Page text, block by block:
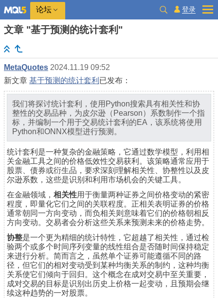
论坛 登录
文章 "基于预测的统计套利"
MetaQuotes 2024.11.19 09:52
新文章 基于预测的统计套利 已发布：
我们将探讨统计套利，使用Python搜索具有相关性和协
整性的交易品种，为皮尔逊（Pearson）系数制作一个指
标，并编制一个用于交易统计套利的EA，该系统将使用
Python和ONNX模型进行预测。
统计套利是一种复杂的金融策略，它通过数学模型，利用相
关金融工具之间的价格低效性交易获利。该策略通常应用于
股票、债券或衍生品，要求深刻理解相关性、协整性以及皮
尔逊系数，这些是识别和利用市场机会的关键工具。
在金融领域， 相关性用于衡量两种证券之间价格变动的紧密
程度，即量化它们之间的关联程度。正相关表明证券的价格
通常朝同一方向变动，而负相关则意味着它们的价格朝相反
方向变动。交易者会分析这些关系来预测未来的价格走势。
协整是一个更为精细的统计特性，它超越了相关性，通过检
验两个或多个时间序列变量的线性组合是否随时间保持稳定
来进行分析。简而言之，虽然单个证券可能遵循不同的路
径，但它们的相对变动受到某种均衡关系的制约，这种均衡
关系使它们倾向于回归。这个概念在成对交易中至关重要，
成对交易的目标是识别出历史上价格一起变动，且预期会继
续这种趋势的一对股票。